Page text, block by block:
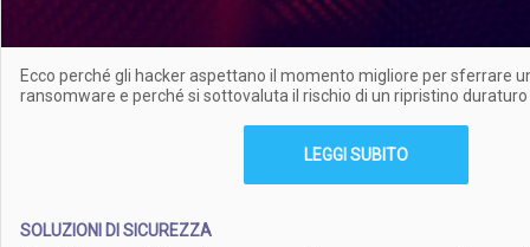
Ecco perché gli hacker aspettano il momento migliore per sferrare
ransomware e perché si sottovaluta il rischio di un ripristino duraturo
LEGGI SUBITO
SOLUZIONI DI SICUREZZA